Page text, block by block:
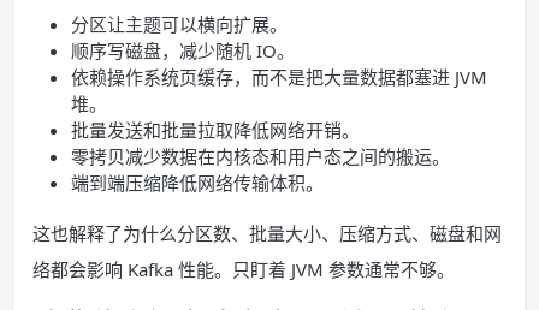
分区让主题可以横向扩展。
顺序写磁盘，减少随机 IO。
依赖操作系统页缓存，而不是把大量数据都塞进 JVM
堆。
批量发送和批量拉取降低网络开销。
零拷贝减少数据在内核态和用户态之间的搬运。
端到端压缩降低网络传输体积。
这也解释了为什么分区数、批量大小、压缩方式、磁盘和网
络都会影响 Kafka 性能。只盯着 JVM 参数通常不够。